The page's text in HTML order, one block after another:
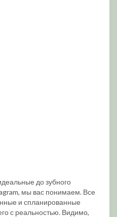
до зубного
мы вас понимаем. Все
и спланированные
с реальностью. Видимо,